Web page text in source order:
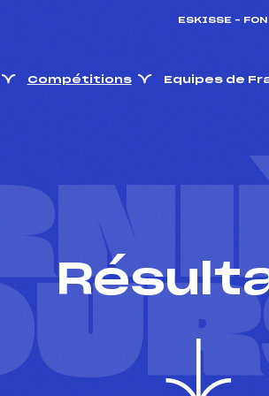
ESKISSE –
Compétitions Equipes de